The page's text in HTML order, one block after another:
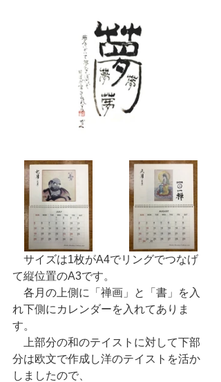
サイズは1枚がA4でリングでつなげ
て縦位置のA3です。
各月の上側に「禅画」と「書」を入
れ下側にカレンダーを入れてありま
す。
上部分の和のテイストに対して下部
分は欧文で作成し洋のテイストを活か
しましたので、